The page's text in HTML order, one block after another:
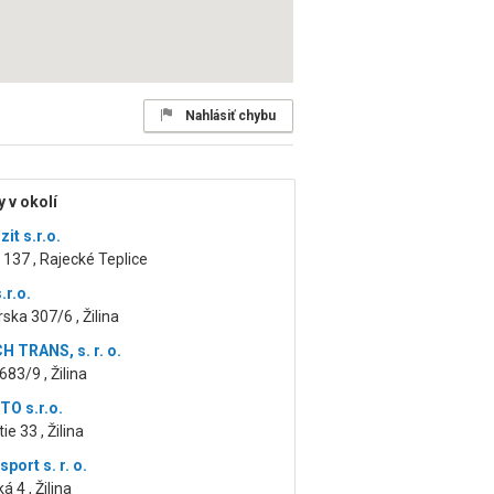
Nahlásiť chybu
v okolí
s.r.o.
, Rajecké Teplice
307/6 , Žilina
TRANS, s. r. o.
9 , Žilina
s.r.o.
33 , Žilina
s. r. o.
4 , Žilina